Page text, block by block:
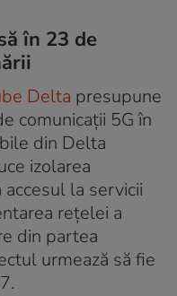
în 23 de
Delta presupune
comunicații 5G în
din Delta
izolarea
la servicii
rețelei a
din partea
urmează să fie